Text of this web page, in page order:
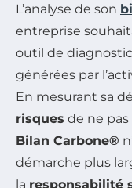
L’analyse de son
entreprise
outil de
générées par
En mesurant sa
risques de ne
Bilan Carbone®
démarche plus
la responsabilité